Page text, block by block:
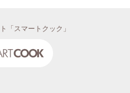
「スマートクック」